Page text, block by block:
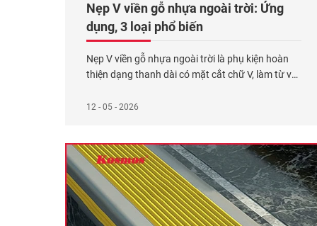
Nẹp V viền gỗ nhựa ngoài trời: Ứng
dụng, 3 loại phổ biến
Nẹp V viền gỗ nhựa ngoài trời là phụ kiện hoàn
thiện dạng thanh dài có mặt cắt chữ V, làm từ vật
dụng chính gồm: Che phủ các cạnh, góc vuông
12 - 05 - 2026